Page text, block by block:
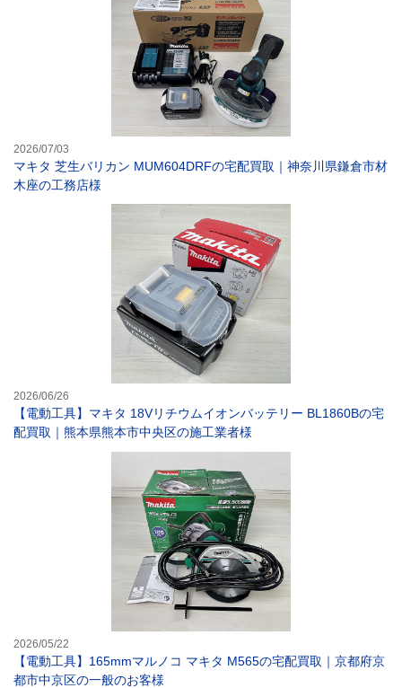
2026/07/03
マキタ 芝生バリカン MUM604DRFの宅配買取｜神奈川県鎌倉市材
木座の工務店様
2026/06/26
【電動工具】マキタ 18Vリチウムイオンバッテリー BL1860Bの宅
配買取｜熊本県熊本市中央区の施工業者様
2026/05/22
【電動工具】165mmマルノコ マキタ M565の宅配買取｜京都府京
都市中京区の一般のお客様